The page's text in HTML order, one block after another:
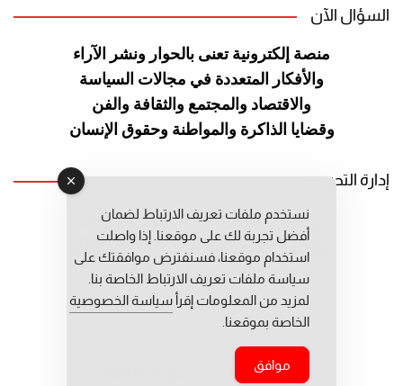
السؤال الآن
منصة إلكترونية تعنى بالحوار ونشر الآراء
والأفكار المتعددة في مجالات السياسة
والاقتصاد والمجتمع والثقافة والفن
وقضايا الذاكرة والمواطنة وحقوق الإنسان
إدارة التحرير
رئيس التحرير: عبد الرحيم التوراني
رئيس التحرير المساعد: المعطي قبال
مديرة التحرير: فاطمة حوحو
جميع حقوق النشر محفوظة © 2026
نستخدم ملفات تعريف الارتباط لضمان
أفضل تجربة لك على موقعنا. إذا واصلت
استخدام موقعنا، فسنفترض موافقتك على
سياسة ملفات تعريف الارتباط الخاصة بنا.
لمزيد من المعلومات إقرأ سياسة الخصوصية
الخاصة بموقعنا.
موافق